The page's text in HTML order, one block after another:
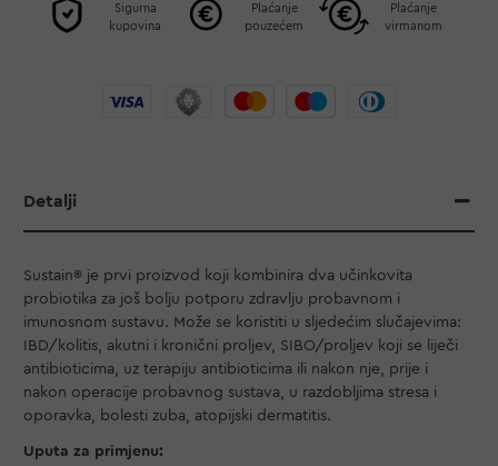
Sigurna
kupovina
Plaćanje
pouzećem
Plaćanje
virmanom
Detalji
Sustain® je prvi proizvod koji kombinira dva učinkovita
probiotika za još bolju potporu zdravlju probavnom i
imunosnom sustavu. Može se koristiti u sljedećim slučajevima:
IBD/kolitis, akutni i kronični proljev, SIBO/proljev koji se liječi
antibioticima, uz terapiju antibioticima ili nakon nje, prije i
nakon operacije probavnog sustava, u razdobljima stresa i
oporavka, bolesti zuba, atopijski dermatitis.
Uputa za primjenu: